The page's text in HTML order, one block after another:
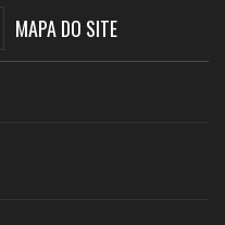
MAPA DO SITE